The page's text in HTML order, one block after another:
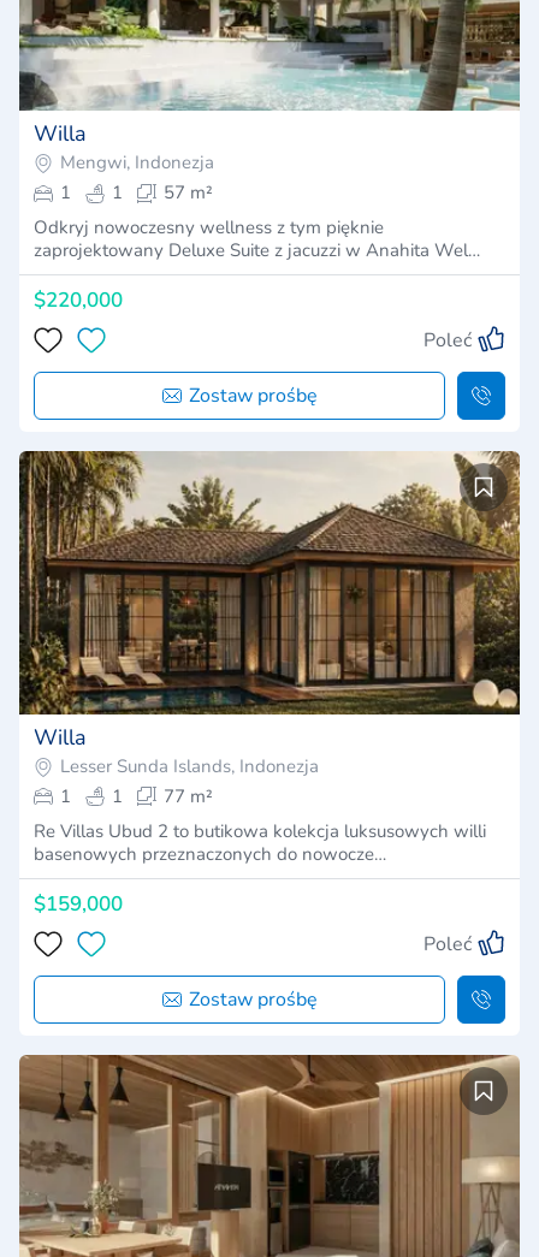
Willa
Mengwi, Indonezja
1
1
57 m²
Odkryj nowoczesny wellness z tym pięknie
zaprojektowany Deluxe Suite z jacuzzi w Anahita Wel…
$220,000
Poleć
Zostaw prośbę
Willa
Lesser Sunda Islands, Indonezja
1
1
77 m²
Re Villas Ubud 2 to butikowa kolekcja luksusowych willi
basenowych przeznaczonych do nowocze…
$159,000
Poleć
Zostaw prośbę